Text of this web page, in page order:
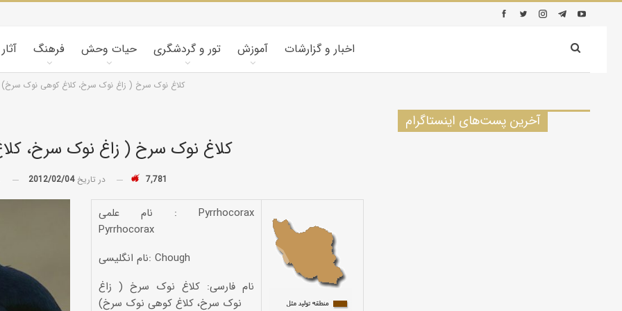
فرهنگ حیات وحش تور و گردشگری آموزش اخبار و گزارشات
کلاغ نوک سرخ ( زاغ نوک سرخ، کلاغ کوهی نوک سرخ)
کلاغ نوک سرخ ( زاغ نوک سرخ،
در تاریخ2012/02/04 7,781
نام علمی : Pyrrhocorax
Pyrrhocorax
نام انگلیسی: Chough
نام فارسی: کلاغ نوک سرخ ( زاغ
نوک سرخ، کلاغ کوهی نوک سرخ)
آخرین پست‌های اینستاگرام